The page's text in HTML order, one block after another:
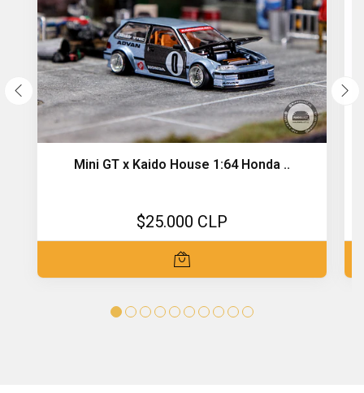
Mini GT x Kaido House 1:64 Honda ..
$25.000 CLP